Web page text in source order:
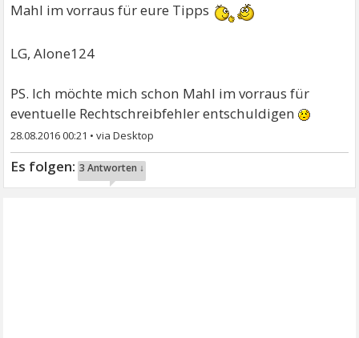
Mahl im vorraus für eure Tipps
LG, Alone124
PS. Ich möchte mich schon Mahl im vorraus für
eventuelle Rechtschreibfehler entschuldigen
28.08.2016 00:21 •
3 Antworten ↓